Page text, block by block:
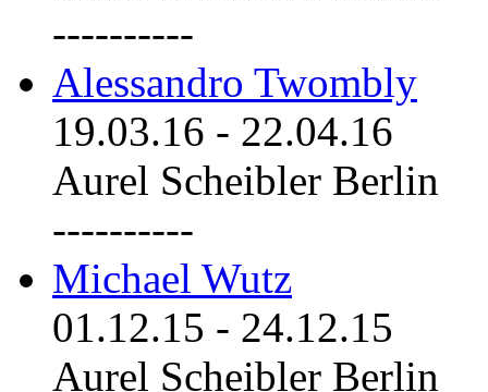
----------
Alessandro Twombly
19.03.16 - 22.04.16
Aurel Scheibler Berlin
----------
Michael Wutz
01.12.15 - 24.12.15
Aurel Scheibler Berlin